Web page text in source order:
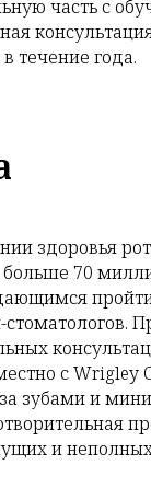
часть с
течение года.
здоровья
70
с Wrigley
зубами и
и